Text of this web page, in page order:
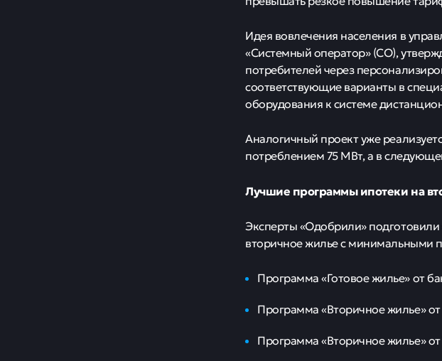
Идея вовлечения населения в
«Системный оператор» (СО),
потребителей через
соответствующие варианты в
оборудования к системе
Аналогичный проект уже
потреблением 75 МВт, а в
Лучшие программы ипотеки на
Эксперты «Одобрили»
вторичное жилье с минимальными
Программа «Готовое жилье» от
Программа «Вторичное жилье»
Программа «Вторичное жилье»